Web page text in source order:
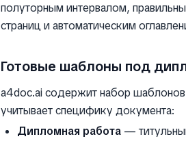
полуторным интервалом,
страниц и автоматическим
Готовые шаблоны под
a4doc.ai содержит набор
учитывает специфику документа:
Дипломная работа —